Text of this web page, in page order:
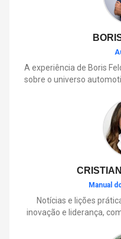
A experiência de Boris
sobre o universo
que envolve o
Manual
Notícias e lições
inovação e liderança,